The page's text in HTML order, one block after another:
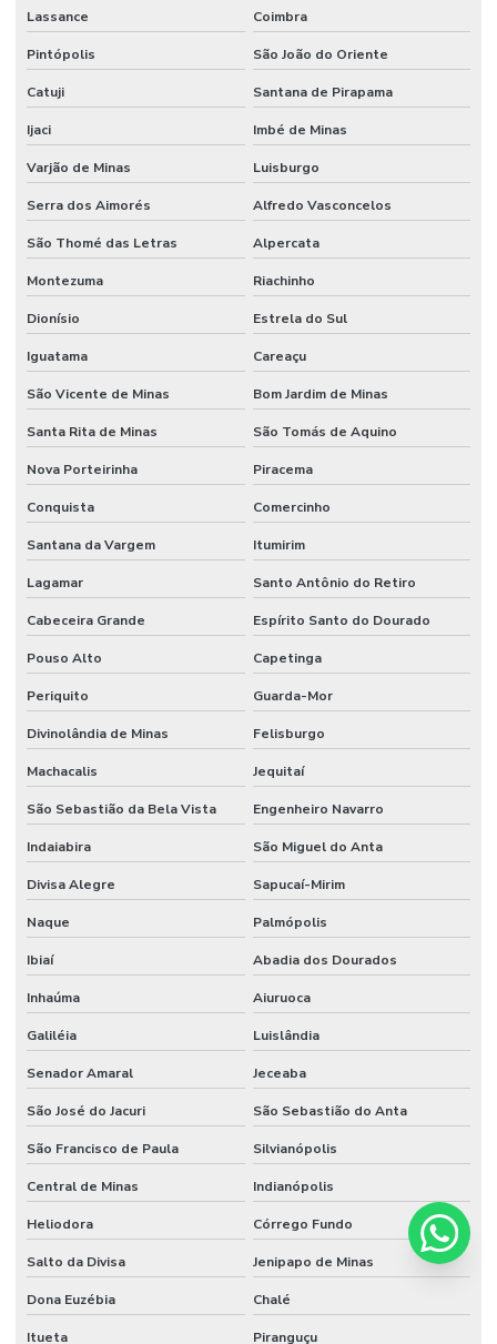
Lassance Coimbra
Pintópolis São João do Oriente
Catuji Santana de Pirapama
Ijaci Imbé de Minas
Varjão de Minas Luisburgo
Serra dos Aimorés Alfredo Vasconcelos
São Thomé das Letras Alpercata
Montezuma Riachinho
Dionísio Estrela do Sul
Iguatama Careaçu
São Vicente de Minas Bom Jardim de Minas
Santa Rita de Minas São Tomás de Aquino
Nova Porteirinha Piracema
Conquista Comercinho
Santana da Vargem Itumirim
Lagamar Santo Antônio do Retiro
Cabeceira Grande Espírito Santo do Dourado
Pouso Alto Capetinga
Periquito Guarda-Mor
Divinolândia de Minas Felisburgo
Machacalis Jequitaí
São Sebastião da Bela Vista Engenheiro Navarro
Indaiabira São Miguel do Anta
Divisa Alegre Sapucaí-Mirim
Naque Palmópolis
Ibiaí Abadia dos Dourados
Inhaúma Aiuruoca
Galiléia Luislândia
Senador Amaral Jeceaba
São José do Jacuri São Sebastião do Anta
São Francisco de Paula Silvianópolis
Central de Minas Indianópolis
Heliodora Córrego Fundo
Salto da Divisa Jenipapo de Minas
Dona Euzébia Chalé
Itueta Piranguçu